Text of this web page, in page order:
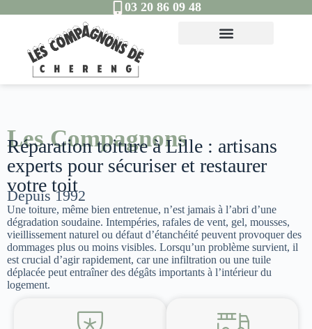
03 20 86 09 48
Les Compagnons
Réparation toiture à Lille : artisans
experts pour sécuriser et restaurer
votre toit
Depuis 1992
Une toiture, même bien entretenue, n’est jamais à l’abri d’une
dégradation soudaine. Intempéries, rafales de vent, gel, mousses,
vieillissement naturel ou défaut d’étanchéité peuvent provoquer des
dommages plus ou moins visibles. Lorsqu’un problème survient, il
est crucial d’agir rapidement, car une infiltration ou une tuile
déplacée peut entraîner des dégâts importants à l’intérieur du
logement.